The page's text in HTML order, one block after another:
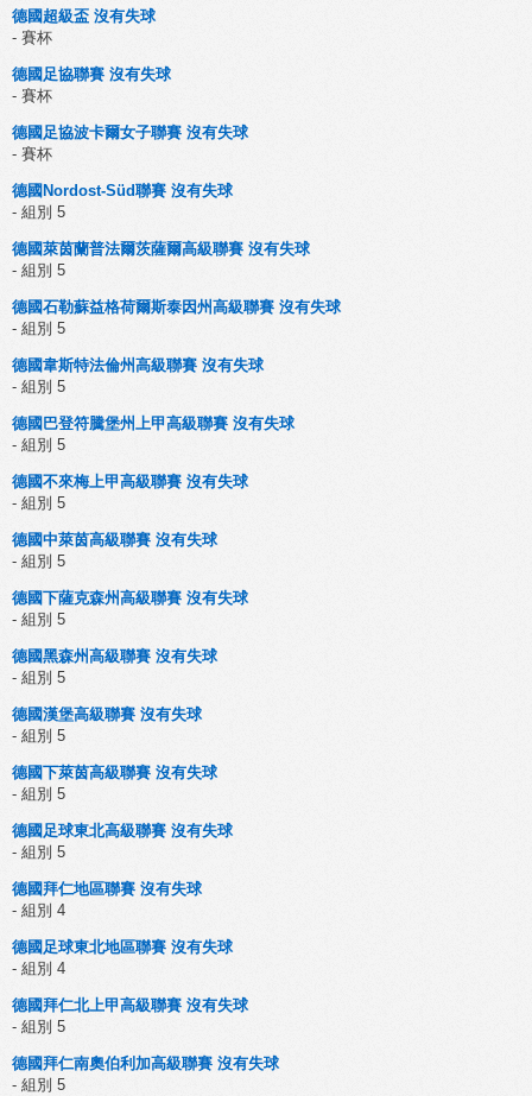
德國超級盃 沒有失球
- 賽杯
德國足協聯賽 沒有失球
- 賽杯
德國足協波卡爾女子聯賽 沒有失球
- 賽杯
德國Nordost-Süd聯賽 沒有失球
- 組別 5
德國萊茵蘭普法爾茨薩爾高級聯賽 沒有失球
- 組別 5
德國石勒蘇益格荷爾斯泰因州高級聯賽 沒有失球
- 組別 5
德國韋斯特法倫州高級聯賽 沒有失球
- 組別 5
德國巴登符騰堡州上甲高級聯賽 沒有失球
- 組別 5
德國不來梅上甲高級聯賽 沒有失球
- 組別 5
德國中萊茵高級聯賽 沒有失球
- 組別 5
德國下薩克森州高級聯賽 沒有失球
- 組別 5
德國黑森州高級聯賽 沒有失球
- 組別 5
德國漢堡高級聯賽 沒有失球
- 組別 5
德國下萊茵高級聯賽 沒有失球
- 組別 5
德國足球東北高級聯賽 沒有失球
- 組別 5
德國拜仁地區聯賽 沒有失球
- 組別 4
德國足球東北地區聯賽 沒有失球
- 組別 4
德國拜仁北上甲高級聯賽 沒有失球
- 組別 5
德國拜仁南奧伯利加高級聯賽 沒有失球
- 組別 5